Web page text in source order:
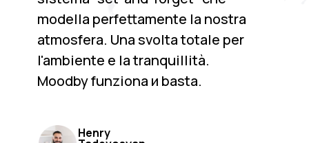
modella perfettamente la nostra
atmosfera. Una svolta totale per
l'ambiente e la tranquillità.
Moodby funziona и basta.
Henry